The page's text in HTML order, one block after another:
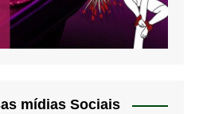
mídias Sociais